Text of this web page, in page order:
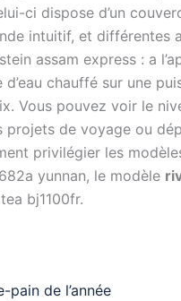
ci dispose d’un
intuitif, et différentes
assam express : a
chauffé sur une
Vous pouvez voir le
projets de voyage ou
privilégier les
yunnan, le modèle
bj1100fr.
pain de l’année